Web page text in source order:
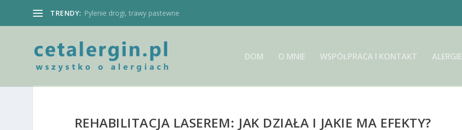
TRENDY: Pylenie drogi, trawy pastewne
DOM O MNIE WSPÓŁPRACA I KONTAKT ALERGIE
REHABILITACJA LASEREM: JAK DZIAŁA I JAKIE MA EFEKTY?